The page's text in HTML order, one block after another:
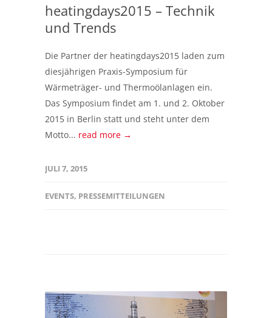
heatingdays2015 – Technik
und Trends
Die Partner der heatingdays2015 laden zum
diesjährigen Praxis-Symposium für
Wärmeträger- und Thermoölanlagen ein.
Das Symposium findet am 1. und 2. Oktober
2015 in Berlin statt und steht unter dem
Motto... read more →
JULI 7, 2015
EVENTS, PRESSEMITTEILUNGEN